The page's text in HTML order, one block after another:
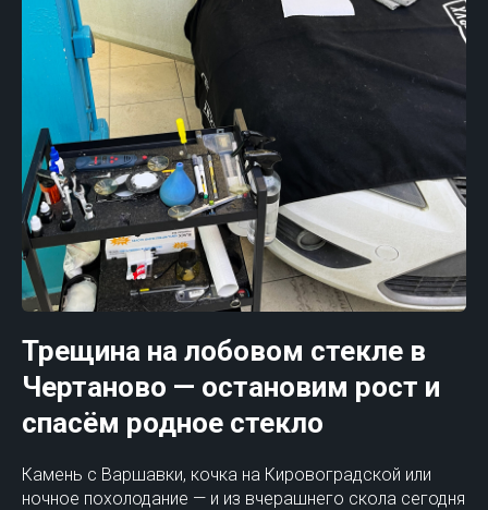
Трещина на лобовом стекле в
Чертаново — остановим рост и
спасём родное стекло
Камень с Варшавки, кочка на Кировоградской или
ночное похолодание — и из вчерашнего скола сегодня